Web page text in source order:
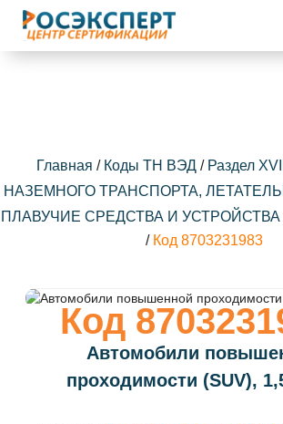
Главная / Коды ТН ВЭД/ Раздел
НАЗЕМНОГО ТРАНСПОРТА,
ПЛАВУЧИЕ СРЕДСТВА И УСТРОЙСТВА
/ Код 8703231983
Код
Автомобили
проходимости (SUV),